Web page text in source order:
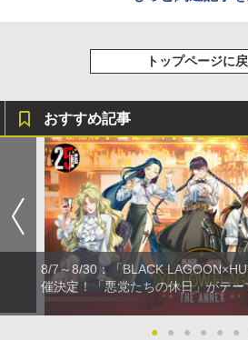
トップページに
おすすめ記事
8/7～8/30：「BLACK
催決定！「悪党たちの休日」がテー
● ● ● ● ● ●